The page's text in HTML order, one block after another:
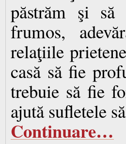
păstrăm şi
frumos,
relaţiile
casă să fie
trebuie să fie
ajută sufletele
Continuare…